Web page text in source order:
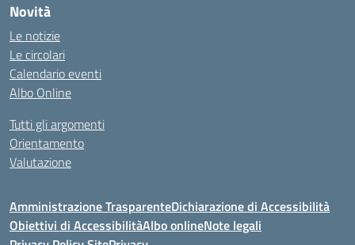
Novità
Le notizie
Le circolari
Calendario eventi
Albo Online
Tutti gli argomenti
Orientamento
Valutazione
Amministrazione TrasparenteDichiarazione di Accessibilità
Obiettivi di AccessibilitàAlbo onlineNote legali